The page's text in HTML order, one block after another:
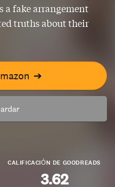
a fake arrangement
truths about their
➔
CALIFICACIÓN DE GOODREADS
3.62